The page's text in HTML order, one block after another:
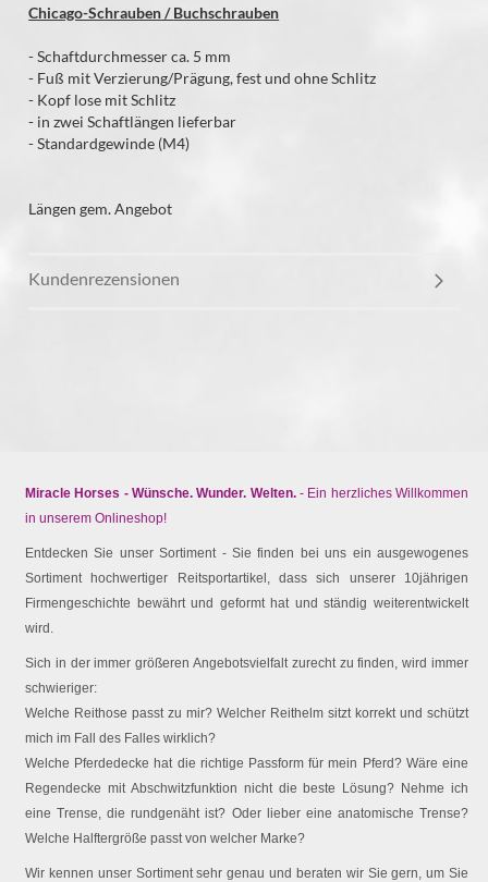
Chicago-Schrauben /Buchschrauben
- Schaftdurchmesser ca. 5 mm
- Fuß mit Verzierung/Prägung, fest und ohne Schlitz
- Kopf lose mit Schlitz
- in zwei Schaftlängen lieferbar
- Standardgewinde (M4)
Längen gem. Angebot
Kundenrezensionen
Miracle Horses - Wünsche. Wunder. Welten.- Ein herzliches Willkommen
in unserem Onlineshop!
Entdecken Sie unser Sortiment - Sie finden bei uns ein ausgewogenes
Sortiment hochwertiger Reitsportartikel, dass sich unserer 10jährigen
Firmengeschichte bewährt und geformt hat und ständig weiterentwickelt
wird.
Sich in der immer größeren Angebotsvielfalt zurecht zu finden, wird immer
schwieriger:
Welche Reithose passt zu mir? Welcher Reithelm sitzt korrekt und schützt
mich im Fall des Falles wirklich?
Welche Pferdedecke hat die richtige Passform für mein Pferd? Wäre eine
Regendecke mit Abschwitzfunktion nicht die beste Lösung? Nehme ich
eine Trense, die rundgenäht ist? Oder lieber eine anatomische Trense?
Welche Halftergröße passt von welcher Marke?
Wir kennen unser Sortiment sehr genau und beraten wir Sie gern, um Sie